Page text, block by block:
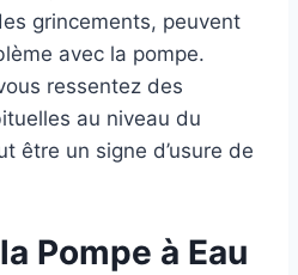
grincements, peuvent
avec la pompe.
ressentez des
au niveau du
être un signe d’usure de
Pompe à Eau